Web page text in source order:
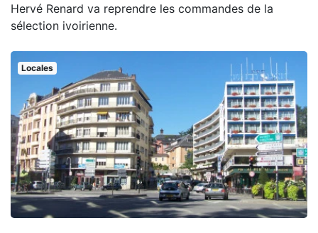
Hervé Renard va reprendre les commandes de la
sélection ivoirienne.
Locales